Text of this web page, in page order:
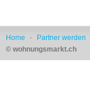
Home - Partner werden
© wohnungsmarkt.ch